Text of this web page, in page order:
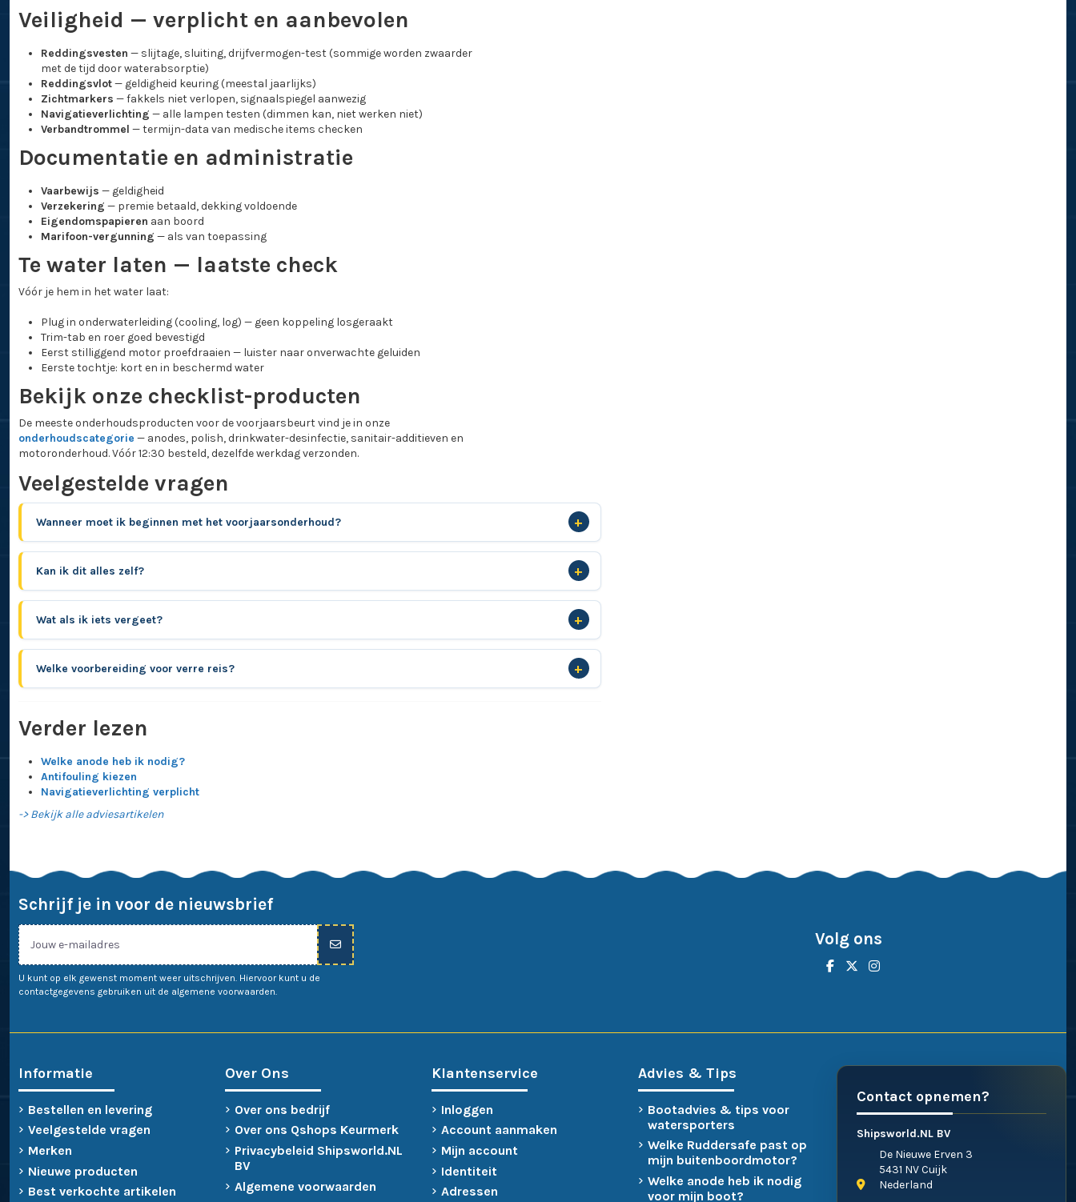
Veiligheid — verplicht en aanbevolen
Reddingsvesten — slijtage, sluiting, drijfvermogen-test (sommige worden zwaarder
met de tijd door waterabsorptie)
Reddingsvlot— geldigheid keuring (meestal jaarlijks)
Zichtmarkers — fakkels niet verlopen, signaalspiegel aanwezig
Navigatieverlichting — alle lampen testen (dimmen kan, niet werken niet)
Verbandtrommel — termijn-data van medische items checken
Documentatie en administratie
Vaarbewijs — geldigheid
Verzekering — premie betaald, dekking voldoende
Eigendomspapieren aan boord
Marifoon-vergunning — als van toepassing
Te water laten — laatste check
Vóór je hem in het water laat:
Plug in onderwaterleiding (cooling, log) — geen koppeling losgeraakt
Trim-tab en roer goed bevestigd
Eerst stilliggend motor proefdraaien — luister naar onverwachte geluiden
Eerste tochtje: kort en in beschermd water
Bekijk onze checklist-producten
De meeste onderhoudsproducten voor de voorjaarsbeurt vind je in onze
onderhoudscategorie — anodes, polish, drinkwater-desinfectie, sanitair-additieven en
motoronderhoud. Vóór 12:30 besteld, dezelfde werkdag verzonden.
Veelgestelde vragen
Wanneer moet ik beginnen met het voorjaarsonderhoud?
Kan ik dit alles zelf?
Wat als ik iets vergeet?
Welke voorbereiding voor verre reis?
Verder lezen
Welke anode heb ik nodig?
Antifouling kiezen
Navigatieverlichting verplicht
-> Bekijk alle adviesartikelen
Schrijf je in voor de nieuwsbrief
U kunt op elk gewenst moment weer uitschrijven. Hiervoor kunt u de
contactgegevens gebruiken uit de algemene voorwaarden.
Volg ons
Informatie
Bestellen en levering
Veelgestelde vragen
Merken
Nieuwe producten
Best verkochte artikelen
Over Ons
Over ons bedrijf
Over ons Qshops Keurmerk
Privacybeleid Shipsworld.NL
BV
Algemene voorwaarden
Klantenservice
Inloggen
Account aanmaken
Mijn account
Identiteit
Adressen
Advies & Tips
Bootadvies & tips voor
watersporters
Welke Ruddersafe past op
mijn buitenboordmotor?
Welke anode heb ik nodig
voor mijn boot?
Contact opnemen?
Shipsworld.NL BV
De Nieuwe Erven 3
5431 NV Cuijk
Nederland